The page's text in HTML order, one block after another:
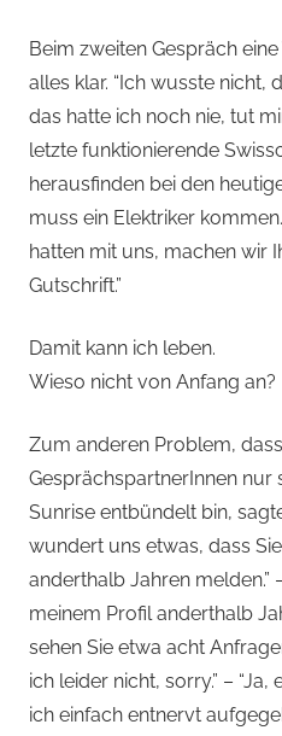
Beim zweiten Gespräch
alles klar. “Ich wusste nicht,
das hatte ich noch nie, tut
letzte funktionierende
herausfinden bei den
muss ein Elektriker
hatten mit uns, machen wir
Gutschrift.”
Damit kann ich leben.
Wieso nicht von Anfang an?
Zum anderen Problem,
GesprächspartnerInnen nur
Sunrise entbündelt bin,
wundert uns etwas, dass
anderthalb Jahren melden.”
meinem Profil anderthalb
sehen Sie etwa acht
ich leider nicht, sorry.” –
ich einfach entnervt